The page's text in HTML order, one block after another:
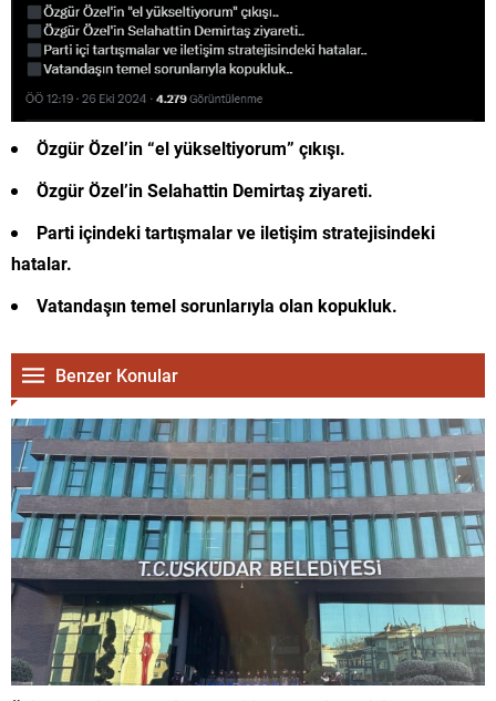
Özgür Özel’in “el yükseltiyorum” çıkışı.
Özgür Özel’in Selahattin Demirtaş ziyareti.
Parti içindeki tartışmalar ve iletişim stratejisindeki
hatalar.
Vatandaşın temel sorunlarıyla olan kopukluk.
Benzer Konular